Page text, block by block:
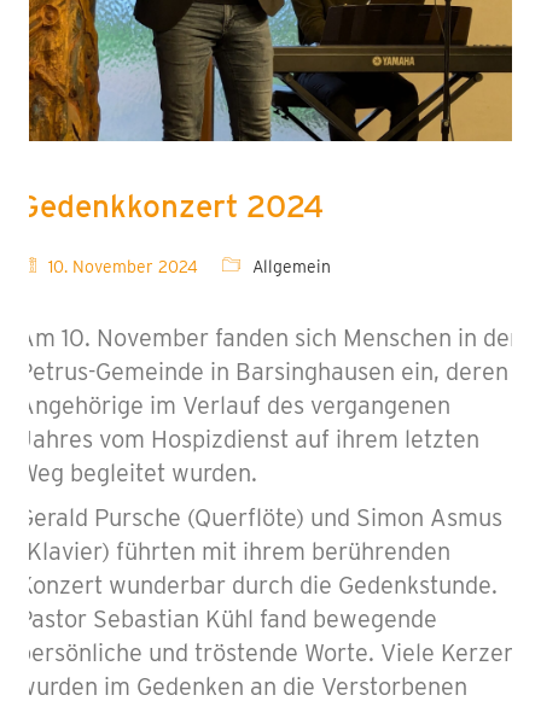
Gedenkkonzert 2024
10. November 2024 Allgemein
Am 10. November fanden sich Menschen in der
Petrus-Gemeinde in Barsinghausen ein, deren
Angehörige im Verlauf des vergangenen
Jahres vom Hospizdienst auf ihrem letzten
Weg begleitet wurden.
Gerald Pursche (Querflöte) und Simon Asmus
(Klavier) führten mit ihrem berührenden
Konzert wunderbar durch die Gedenkstunde.
Pastor Sebastian Kühl fand bewegende
persönliche und tröstende Worte. Viele Kerzen
wurden im Gedenken an die Verstorbenen